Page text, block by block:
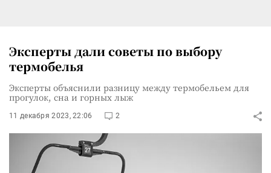
Эксперты дали советы по выбору
термобелья
Эксперты объяснили разницу между термобельем для
прогулок, сна и горных лыж
11 декабря 2023, 22:06 2